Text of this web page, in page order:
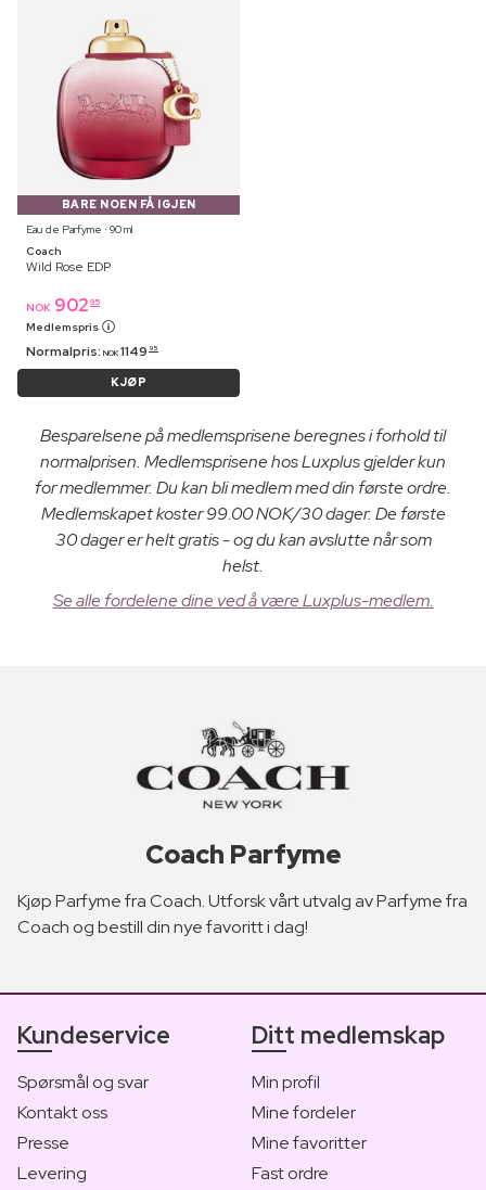
BARE NOEN FÅ IGJEN
Eau de Parfyme ⋅ 90 ml
Coach
Wild Rose EDP
NOK 902 95
Medlemspris
Normalpris: NOK 1149 95
KJØP
Besparelsene på medlemsprisene beregnes i forhold til
normalprisen. Medlemsprisene hos Luxplus gjelder kun
for medlemmer. Du kan bli medlem med din første ordre.
Medlemskapet koster 99.00 NOK/30 dager. De første
30 dager er helt gratis - og du kan avslutte når som
helst.
Se alle fordelene dine ved å være Luxplus-medlem.
Coach Parfyme
Kjøp Parfyme fra Coach. Utforsk vårt utvalg av Parfyme fra
Coach og bestill din nye favoritt i dag!
Kundeservice
Spørsmål og svar
Kontakt oss
Presse
Levering
Ditt medlemskap
Min profil
Mine fordeler
Mine favoritter
Fast ordre